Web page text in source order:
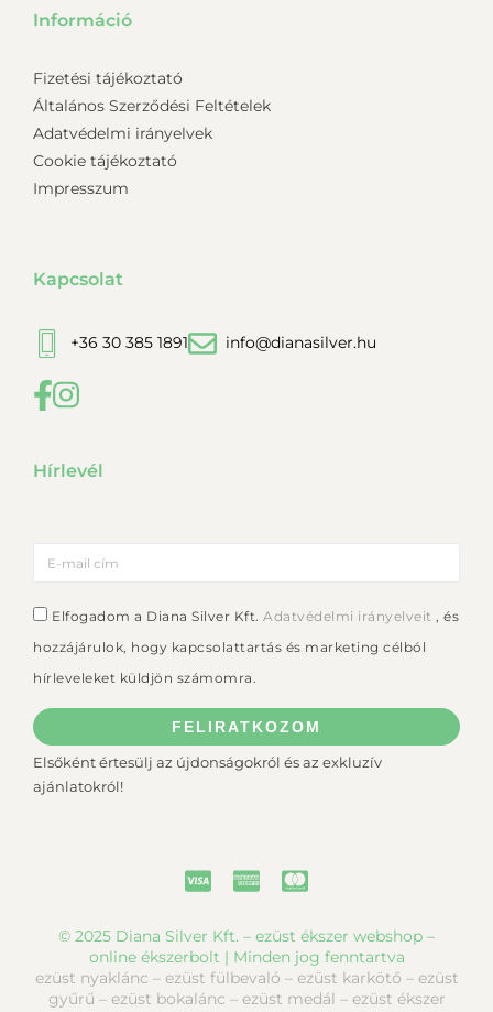
Információ
Fizetési tájékoztató
Általános Szerződési Feltételek
Adatvédelmi irányelvek
Cookie tájékoztató
Impresszum
Kapcsolat
+36 30 385 1891 info@dianasilver.hu
Hírlevél
Elfogadom a Diana Silver Kft. Adatvédelmi irányelveit , és
hozzájárulok, hogy kapcsolattartás és marketing célból
hírleveleket küldjön számomra.
FELIRATKOZOM
Elsőként értesülj az újdonságokról és az exkluzív
ajánlatokról!
© 2025 Diana Silver Kft. – ezüst ékszer webshop –
online ékszerbolt | Minden jog fenntartva
ezüst nyaklánc – ezüst fülbevaló – ezüst karkötő – ezüst
gyűrű – ezüst bokalánc – ezüst medál – ezüst ékszer